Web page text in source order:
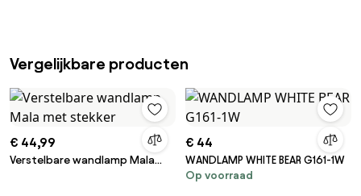
Vergelijkbare producten
€ 44,99
Verstelbare wandlamp Mala
€ 44
WANDLAMP WHITE BEAR G161-1W
Op voorraad